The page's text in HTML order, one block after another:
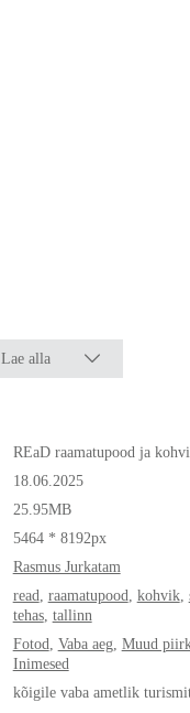
Lae alla
REaD raamatupood ja
18.06.2025
25.95MB
5464 * 8192px
Rasmus Jurkatam
read raamatupood kohvik,
tehas, tallinn
Fotod Vaba aeg, Muud
Inimesed
kõigile vaba ametlik